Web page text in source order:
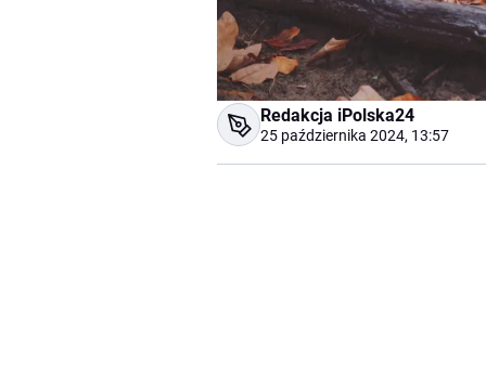
Redakcja iPolska24
25 października 2024, 13:57